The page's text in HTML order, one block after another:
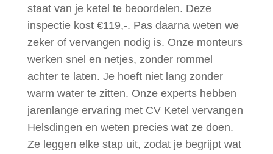
staat van je ketel te beoordelen. Deze
inspectie kost €119,-. Pas daarna weten we
zeker of vervangen nodig is. Onze monteurs
werken snel en netjes, zonder rommel
achter te laten. Je hoeft niet lang zonder
warm water te zitten. Onze experts hebben
jarenlange ervaring met CV Ketel vervangen
Helsdingen en weten precies wat ze doen.
Ze leggen elke stap uit, zodat je begrijpt wat